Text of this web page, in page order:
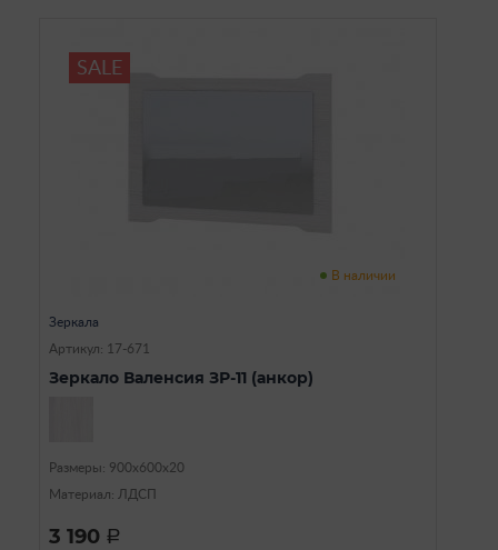
SALE
В наличии
Зеркала
Артикул: 17-671
Зеркало Валенсия ЗР-11 (анкор)
Размеры: 900х600х20
Материал: ЛДСП
3 190 a